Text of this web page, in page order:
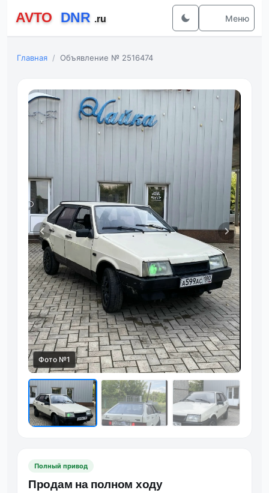
Меню
Главная Объявление № 2516474
Фото №1
Полный привод
Продам на полном ходу